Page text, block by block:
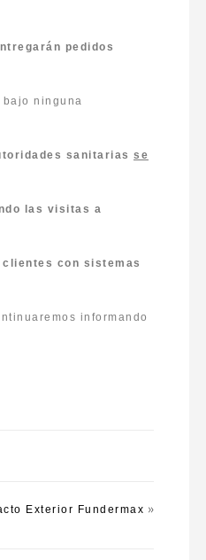
pedidos
bajo ninguna
sanitarias se
las visitas a
con sistemas
informando
Exterior Fundermax »